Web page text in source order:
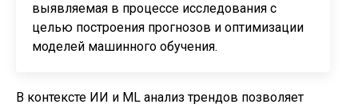
выявляемая в процессе исследования с
целью построения прогнозов и оптимизации
моделей машинного обучения.
В контексте ИИ и ML анализ трендов позволяет